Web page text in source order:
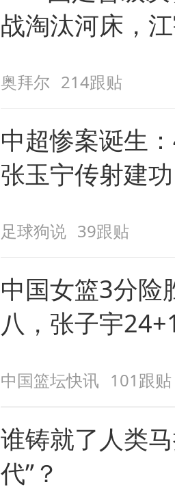
战淘汰河床，
奥拜尔 214跟贴
中超惨案诞生
张玉宁传射建
足球狗说 39跟贴
中国女篮3分险
八，张子宇
中国篮坛快讯 101跟贴
谁铸就了人类
代”？